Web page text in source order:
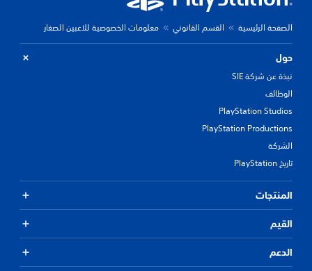
الصفحة الرئيسية القسم القانوني معلومات الخصوصية للاعبين الصغار
حول
نبذة عن شركة SIE
الوظائف
PlayStation Studios
PlayStation Productions
الشركة
تاريخ PlayStation
المنتجات
القيم
الدعم